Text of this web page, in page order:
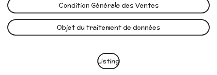
Condition Générale des Ventes
Objet du traitement de données
Listing